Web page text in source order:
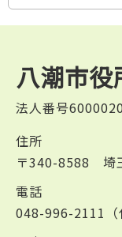
八潮市役
法人番号
住所
〒340-8588 埼
電話
048-996-2111（